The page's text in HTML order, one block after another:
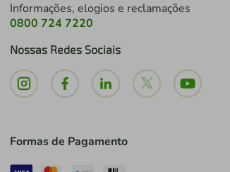
Informações, elogios e reclamações
0800 724 7220
Nossas Redes Sociais
Formas de Pagamento